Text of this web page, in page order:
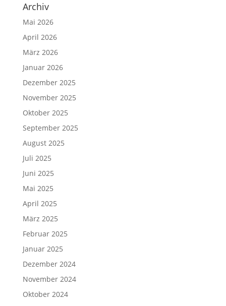
Archiv
Mai 2026
April 2026
März 2026
Januar 2026
Dezember 2025
November 2025
Oktober 2025
September 2025
August 2025
Juli 2025
Juni 2025
Mai 2025
April 2025
März 2025
Februar 2025
Januar 2025
Dezember 2024
November 2024
Oktober 2024